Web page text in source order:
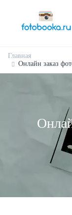
Главная
Онлайн заказ